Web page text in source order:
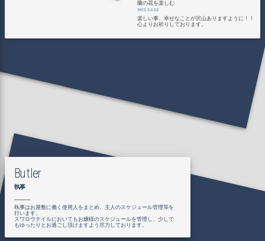
蘭の花を楽しむ
楽しい事、幸せなことが沢山ありますように！！
心よりお祈りしております。
Butler
執事
執事はお屋敷に働く使用人をまとめ、主人のスケジュール管理等を
行います。
スワロウテイルにおいてもお嬢様のスケジュールを管理し、少しで
もゆったりとお過ごし頂けますよう尽力しております。